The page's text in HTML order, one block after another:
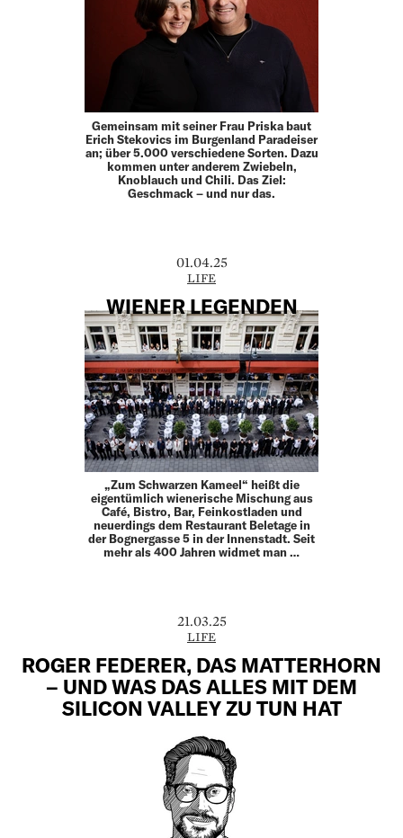
Gemeinsam mit seiner Frau Priska baut
Erich Stekovics im Burgenland Paradeiser
an; über 5.000 verschiedene Sorten. Dazu
kommen unter anderem Zwiebeln,
Knoblauch und Chili. Das Ziel:
Geschmack – und nur das.
01.04.25
LIFE
WIENER LEGENDEN
„Zum Schwarzen Kameel“ heißt die
eigentümlich wienerische Mischung aus
Café, Bistro, Bar, Feinkostladen und
neuerdings dem Restaurant Beletage in
der Bognergasse 5 in der Innenstadt. Seit
mehr als 400 Jahren widmet man …
21.03.25
LIFE
ROGER FEDERER, DAS MATTERHORN
– UND WAS DAS ALLES MIT DEM
SILICON VALLEY ZU TUN HAT